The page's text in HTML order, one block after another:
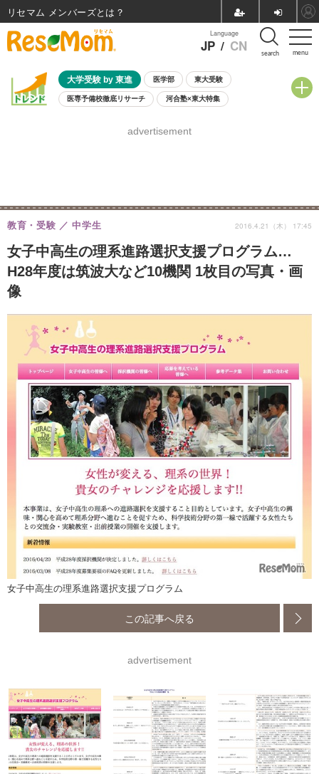
menu
Language
JP / CN search
大学受験 by 東進 医学部 東大受験
医専予備校徹底リサーチ 河合塾×東大特集
8月開催学校説明会・相談会
advertisement
女子中高生の理系進路選択支援プログラム…
H28年度は筑波大など10機関 1枚目の写真・画
像
教育・受験 中学生 2016.4.21（木） 17:45
女子中高生の理系進路選択支援プログラム
この記事へ戻る
advertisement
リセマム メンバーズ